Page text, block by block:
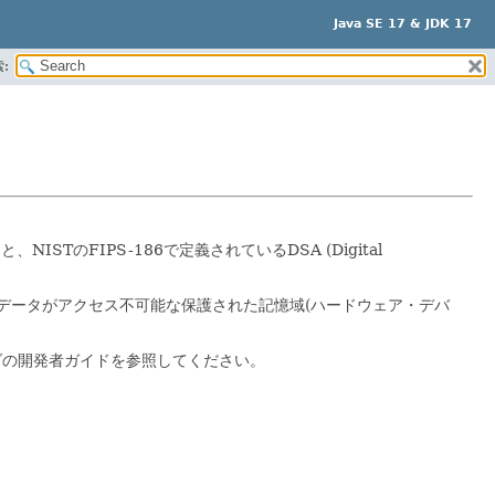
Java SE 17 & JDK 17
:
NISTのFIPS-186で定義されているDSA (Digital
ータがアクセス不可能な保護された記憶域(ハードウェア・デバ
開発者ガイドを参照してください。